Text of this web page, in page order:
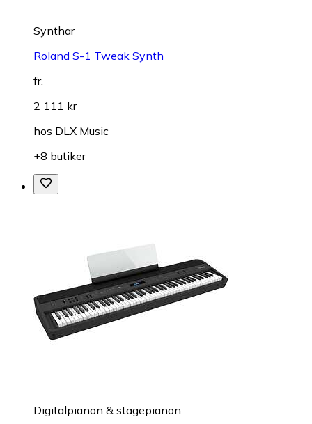
Synthar
Roland S-1 Tweak Synth
fr.
2 111 kr
hos DLX Music
+8 butiker
Digitalpianon & stagepianon